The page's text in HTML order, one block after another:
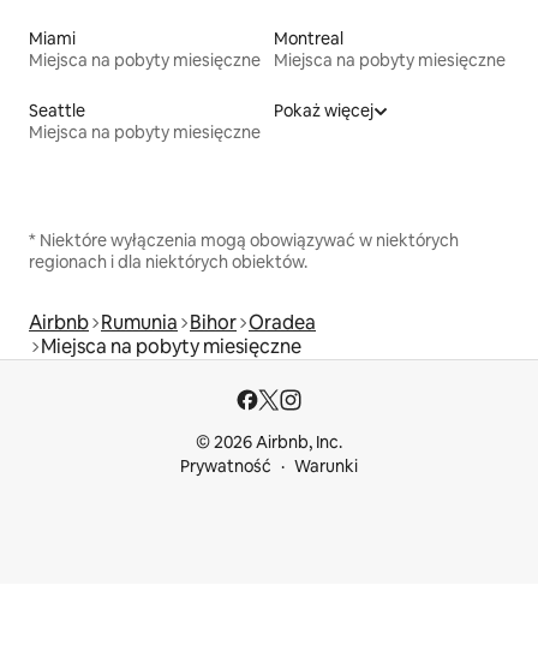
Miami
Miejsca na pobyty miesięczne
Montreal
Miejsca na pobyty miesięczne
Seattle
Miejsca na pobyty miesięczne
Pokaż więcej
* Niektóre wyłączenia mogą obowiązywać w niektórych
regionach i dla niektórych obiektów.
Airbnb Rumunia Bihor Oradea
Miejsca na pobyty miesięczne
© 2026 Airbnb, Inc.
Prywatność
Warunki